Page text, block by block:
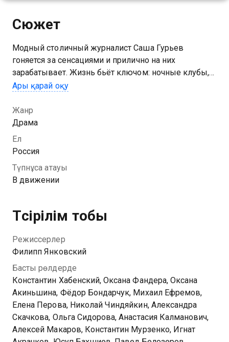
Сюжет
Модный столичный журналист Саша Гурьев
гоняется за сенсациями и прилично на них
зарабатывает. Жизнь бьёт ключом: ночные клубы,
девушки, судебные разборки, презентации.
он нарывается на крупные неприятности.
На скандальных фотографиях Саша узнаёт жену
старого друга и понимает, что тот в опасности.
Нельзя допустить публикации, но это уже не в его
Ары қарай оқу
Жанр
Драма
Ел
Россия
Түпнұсқа атауы
В движении
Түсірілім тобы
Режиссерлер
Филипп Янковский
Басты рөлдерде
Константин Хабенский, Оксана Фандера, Оксана
Акиньшина, Фёдор Бондарчук, Михаил Ефремов,
Елена Перова, Николай Чиндяйкин, Александра
Скачкова, Ольга Сидорова, Анастасия Калманович,
Алексей Макаров, Константин Мурзенко, Игнат